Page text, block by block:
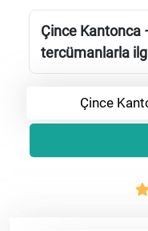
Çince Kantonca
tercümanlarla
Çince